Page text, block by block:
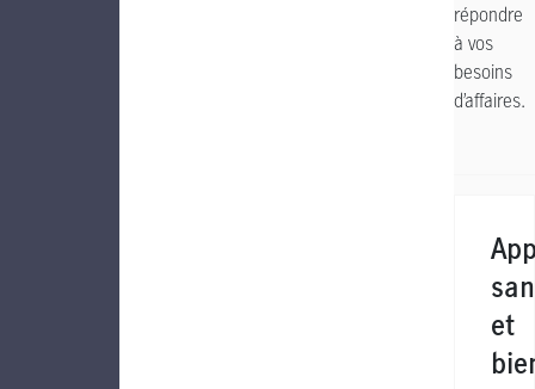
répondre
à vos
besoins
d’affaires.
et